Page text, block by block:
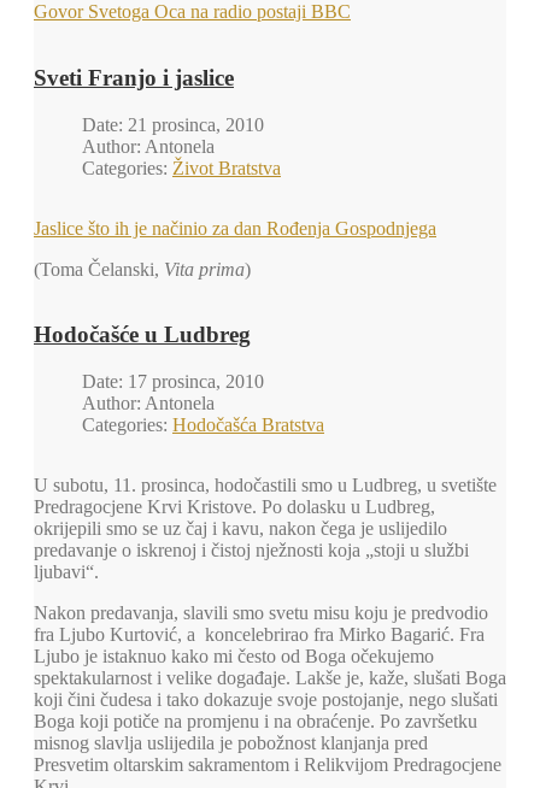
Govor Svetoga Oca na radio postaji BBC
Sveti Franjo i jaslice
Date: 21 prosinca, 2010
Author: Antonela
Categories: Život Bratstva
Jaslice što ih je načinio za dan Rođenja Gospodnjega
(Toma Čelanski, Vita prima)
Hodočašće u Ludbreg
Date: 17 prosinca, 2010
Author: Antonela
Categories: Hodočašća Bratstva
U subotu, 11. prosinca, hodočastili smo u Ludbreg, u svetište
Predragocjene Krvi Kristove. Po dolasku u Ludbreg,
okrijepili smo se uz čaj i kavu, nakon čega je uslijedilo
predavanje o iskrenoj i čistoj nježnosti koja „stoji u službi
ljubavi“.
Nakon predavanja, slavili smo svetu misu koju je predvodio
fra Ljubo Kurtović, a koncelebrirao fra Mirko Bagarić. Fra
Ljubo je istaknuo kako mi često od Boga očekujemo
spektakularnost i velike događaje. Lakše je, kaže, slušati Boga
koji čini čudesa i tako dokazuje svoje postojanje, nego slušati
Boga koji potiče na promjenu i na obraćenje. Po završetku
misnog slavlja uslijedila je pobožnost klanjanja pred
Presvetim oltarskim sakramentom i Relikvijom Predragocjene